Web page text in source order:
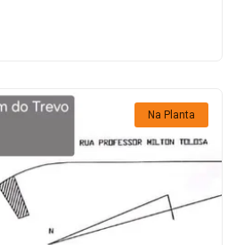
Na Planta